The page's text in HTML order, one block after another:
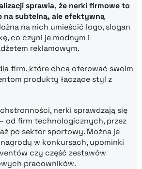
sprawia, że nerki firmowe to
na subtelną, ale efektywną
na nich umieścić logo, slogan
co czyni je modnym i
reklamowym.
firm, które chcą oferować swoim
produkty łączące styl z
nerki sprawdzają się
od firm technologicznych, przez
po sektor sportowy. Można je
w konkursach, upominki
czy część zestawów
pracowników.